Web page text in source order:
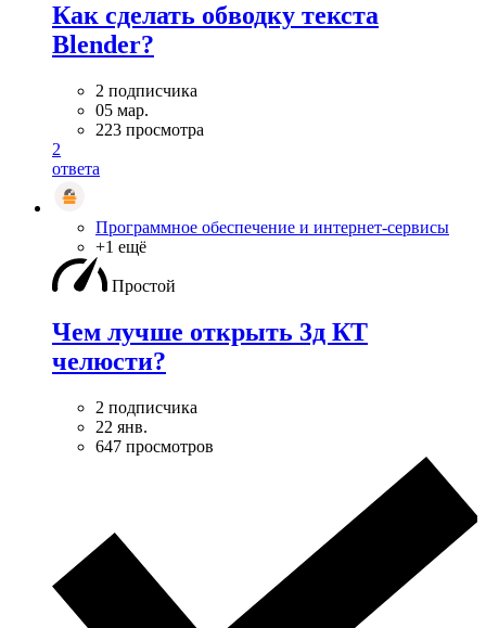
Как сделать обводку текста
Blender?
2 подписчика
05 мар.
223 просмотра
2
ответа
Программное обеспечение и интернет-сервисы
+1 ещё
Простой
Чем лучше открыть 3д КТ
челюсти?
2 подписчика
22 янв.
647 просмотров